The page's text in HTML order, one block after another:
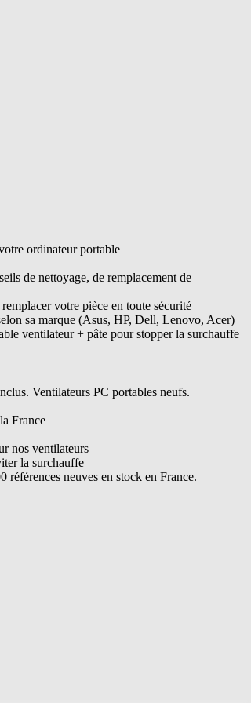
ordinateur portable
de nettoyage, de remplacement de
votre pièce en toute sécurité
sa marque (Asus, HP, Dell, Lenovo, Acer)
ventilateur + pâte pour stopper la surchauffe
Ventilateurs PC portables neufs.
France
nos ventilateurs
la surchauffe
neuves en stock en France.